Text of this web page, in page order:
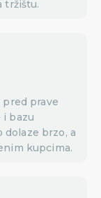
tržištu.
prave
i bazu
brzo, a
kupcima.